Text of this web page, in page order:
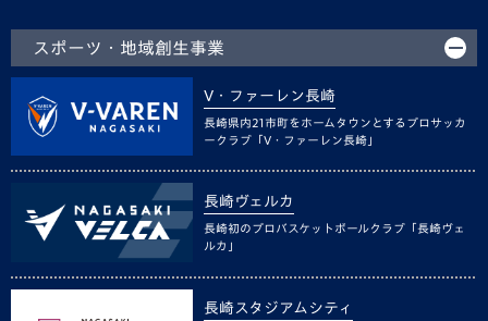
スポーツ・地域創生事業
V・ファーレン長崎
長崎県内21市町をホームタウンとするプロサッカ
ークラブ「V・ファーレン長崎」
長崎ヴェルカ
長崎初のプロバスケットボールクラブ「長崎ヴェ
ルカ」
長崎スタジアムシティ